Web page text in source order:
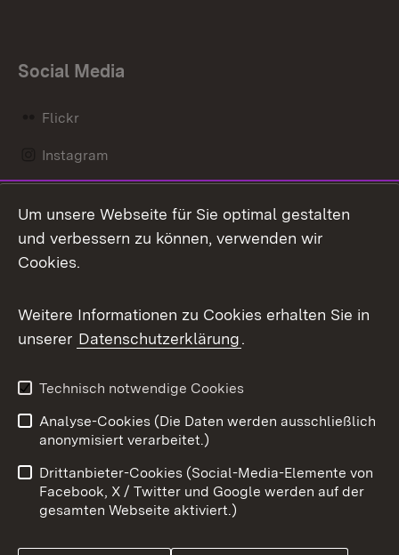
Social Media
Flickr
Instagram
Mastodon
Messenger
Social Wall
X / Twitter
Youtube
Benutzungshinweise
Barrierefreiheit
Datenschutz
Cookies
Um unsere Webseite für Sie optimal gestalten
und verbessern zu können, verwenden wir
Cookies.
Weitere Informationen zu Cookies erhalten Sie in
unserer Datenschutzerklärung.
Technisch notwendige Cookies
Analyse-Cookies (Die Daten werden ausschließlich
anonymisiert verarbeitet.)
Drittanbieter-Cookies (Social-Media-Elemente von
Facebook, X / Twitter und Google werden auf der
gesamten Webseite aktiviert.)